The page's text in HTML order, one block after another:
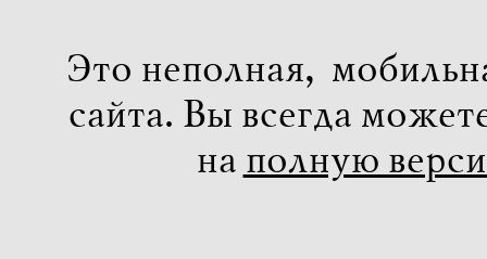
Это неполная,
сайта. Вы всегда
на полную